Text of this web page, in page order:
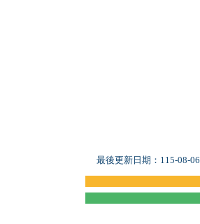
最後更新日期： 115-08-06